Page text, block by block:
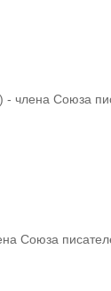
- члена Союза
Союза